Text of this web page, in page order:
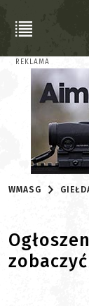
REKLAMA
WMASG